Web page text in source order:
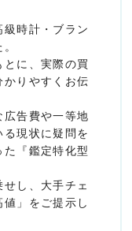
時計・ブラン
に、実際の買
りやすくお伝
告費や一等地
現状に疑問を
『鑑定特化型
し、大手チェ
」をご提示し